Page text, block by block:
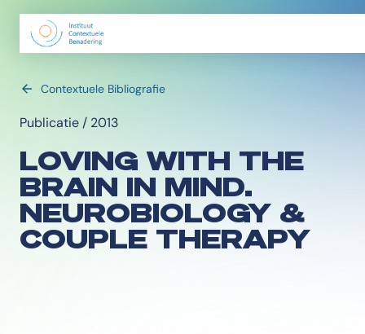
Contextuele Bibliografie
Publicatie / 2013
LOVING WITH THE
BRAIN IN MIND.
NEUROBIOLOGY &
COUPLE THERAPY